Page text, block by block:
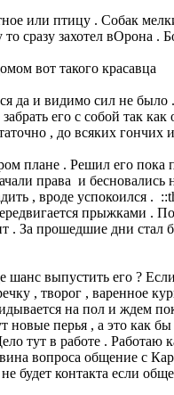
или птицу . Собак
сразу захотел вОрона
вот такого красавца
да и видимо сил не
его с собой так
, до всяких гончих
плане . Решил его пока
права и
, вроде успокоился .
прыжками
. За прошедшие дни
выпустить его ?
, творог , варенное
на пол и ждем
новые перья , а это как бы
тут в работе .
вопроса общение с
будет контакта если